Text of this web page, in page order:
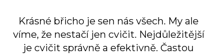
Krásné břicho je sen nás všech. My ale
víme, že nestačí jen cvičit. Nejdůležitější
je cvičit správně a efektivně. Častou